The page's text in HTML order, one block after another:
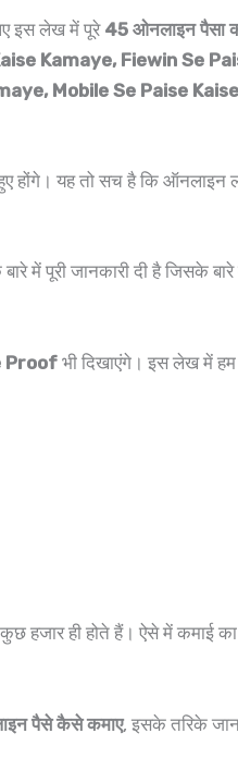
इस लेख में पूरे 45 ओनलाइन पैसा
Kamaye, Fiewin Se
Mobile Se Paise
होंगे। यह तो सच है कि ऑनलाइन
में पूरी जानकारी दी है जिसके
Proof भी दिखाएंगे। इस लेख में हम
हजार ही होते हैं। ऐसे में कमाई
पैसे कैसे कमाए, इसके तरिके